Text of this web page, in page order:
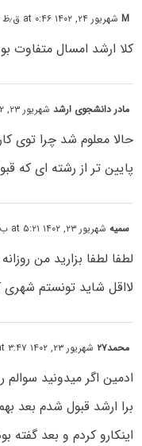
Mشهریور ۲۴, ۱۴۰۲ at ۰:۴۶ ق٫ظ
کلا ارشد امسال متفاوت
مادر دانشجوی ارشدشهریور ۲۳, ۱۴۰۲ at ۹:۵۶ ب٫ظ
حالا معلوم شد چرا توی
پایین تر از رشته ای که
سمیهشهریور ۲۳, ۱۴۰۲ at ۵:۲۱ ب٫ظ
لطفا لطفا بزارید من
لااقل شاید تونستم شهری
محمد۲۷ شهریور ۲۳, ۱۴۰۲ at ۳:۴۷ ب٫ظ
ادمین اگر میدونید
برا ارشد قبول شدم بعد
اینکارو کردم و بعد